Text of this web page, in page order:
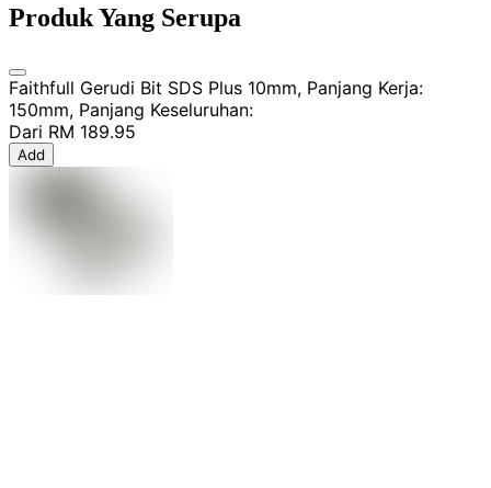
Produk Yang Serupa
Faithfull Gerudi Bit SDS Plus 10mm, Panjang Kerja:
150mm, Panjang Keseluruhan:
Dari RM 189.95
Add